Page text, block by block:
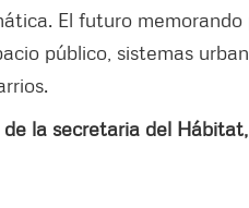
El futuro
público, sistemas
la secretaria del